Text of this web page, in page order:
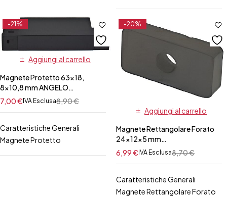
-21%
Aggiungi al carrello
Magnete Protetto 63×18,
8×10,8 mm ANGELO
PO/SIRMAN
8,90€
7,00€IVA Esclusa
Caratteristiche Generali
Magnete Protetto
-20%
Aggiungi al carrello
Magnete Rettangolare Forato
24x12x5 mm
COMENDA/MODULAR
8,70€
6,99€ IVA Esclusa
Caratteristiche Generali
Magnete Rettangolare Forato